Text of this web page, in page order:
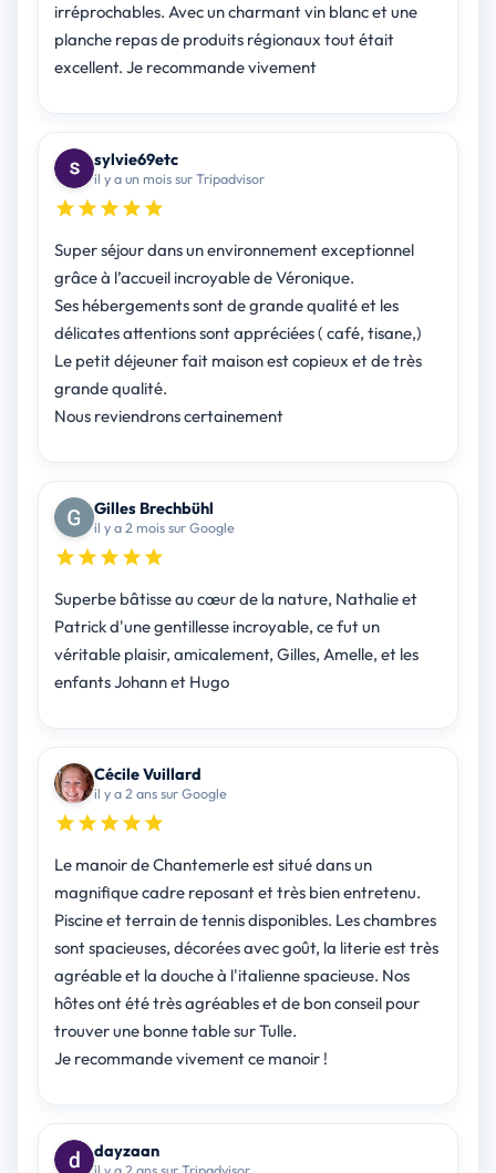
irréprochables. Avec un charmant vin blanc et une
planche repas de produits régionaux tout était
excellent. Je recommande vivement
sylvie69etc
il y a un mois sur Tripadvisor
Super séjour dans un environnement exceptionnel
grâce à l’accueil incroyable de Véronique.
Ses hébergements sont de grande qualité et les
délicates attentions sont appréciées ( café, tisane,)
Le petit déjeuner fait maison est copieux et de très
grande qualité.
Nous reviendrons certainement
Gilles Brechbühl
il y a 2 mois sur Google
Superbe bâtisse au cœur de la nature, Nathalie et
Patrick d'une gentillesse incroyable, ce fut un
véritable plaisir, amicalement, Gilles, Amelle, et les
enfants Johann et Hugo
Cécile Vuillard
il y a 2 ans sur Google
Le manoir de Chantemerle est situé dans un
magnifique cadre reposant et très bien entretenu.
Piscine et terrain de tennis disponibles. Les chambres
sont spacieuses, décorées avec goût, la literie est très
agréable et la douche à l'italienne spacieuse. Nos
hôtes ont été très agréables et de bon conseil pour
trouver une bonne table sur Tulle.
Je recommande vivement ce manoir !
dayzaan